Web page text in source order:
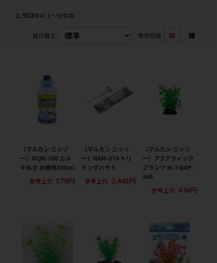
1,953件中 1〜50件目
並び替え 表示切替
［マルカン ニッソ
ー］NQM-300 カル
キぬき お徳用500ml
参考上代 579円
［マルカン ニッソ
ー］NAM-074 トリ
ミングハサミ
参考上代 2,445円
［マルカン ニッソ
ー］アクアティック
プランツ M-7 NAP-
366
参考上代 434円